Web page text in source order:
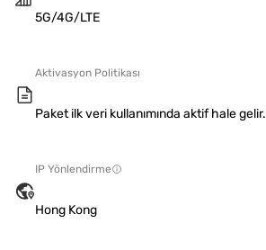
5G/4G/LTE
Aktivasyon Politikası
Paket ilk veri kullanımında aktif hale gelir.
IP Yönlendirme
Hong Kong